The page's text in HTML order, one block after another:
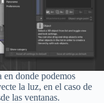
en donde podemos
la luz, en el caso de
las ventanas.